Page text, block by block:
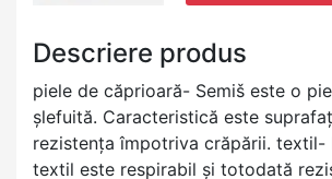
Descriere produs
piele de căprioară- Semiš este o
șlefuită. Caracteristică este
rezistența împotriva crăpării. textil-
textil este respirabil și totodată